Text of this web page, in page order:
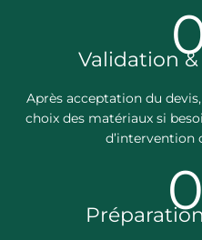
Validation
Après acceptation du
choix des matériaux si
d’intervention